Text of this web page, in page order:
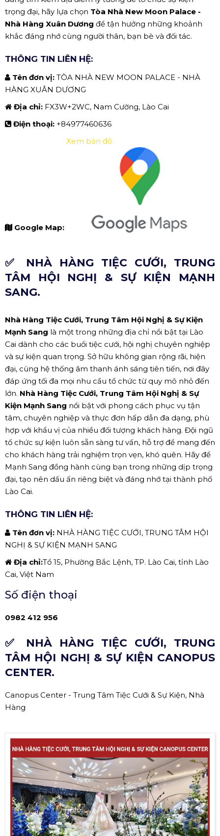
trọng đại, hãy lựa chọn Tòa Nhà New Moon Palace -
Nhà Hàng Xuân Dương để tận hưởng những khoảnh
khắc đáng nhớ cùng người thân, bạn bè và đối tác.
THÔNG TIN LIÊN HỆ:
Tên đơn vị: TÒA NHÀ NEW MOON PALACE - NHÀ
HÀNG XUÂN DƯƠNG
Địa chỉ: FX3W+2WC, Nam Cường, Lào Cai
Điện thoại: +84977460636
Google Map:
Xem bản đồ
✅ NHÀ HÀNG TIỆC CƯỚI, TRUNG
TÂM HỘI NGHỊ & SỰ KIỆN MẠNH
SANG.
Nhà Hàng Tiệc Cưới, Trung Tâm Hội Nghị & Sự Kiện
Mạnh Sang là một trong những địa chỉ nổi bật tại Lào
Cai dành cho các buổi tiệc cưới, hội nghị chuyên nghiệp
và sự kiện quan trọng. Sở hữu không gian rộng rãi, hiện
đại, cùng hệ thống âm thanh ánh sáng tiên tiến, nơi đây
đáp ứng tối đa mọi nhu cầu tổ chức từ quy mô nhỏ đến
lớn. Nhà Hàng Tiệc Cưới, Trung Tâm Hội Nghị & Sự
Kiện Mạnh Sang nổi bật với phong cách phục vụ tận
tâm, chuyên nghiệp và thực đơn hấp dẫn đa dạng, phù
hợp với khẩu vị của nhiều đối tượng khách hàng. Đội ngũ
tổ chức sự kiện luôn sẵn sàng tư vấn, hỗ trợ để mang đến
cho khách hàng trải nghiệm trọn vẹn, khó quên. Hãy để
Mạnh Sang đồng hành cùng bạn trong những dịp trọng
đại, tạo nên dấu ấn riêng biệt và đáng nhớ tại thành phố
Lào Cai.
THÔNG TIN LIÊN HỆ:
Tên đơn vị: NHÀ HÀNG TIỆC CƯỚI, TRUNG TÂM HỘI
NGHỊ & SỰ KIỆN MẠNH SANG
Địa chỉ:Tổ 15, Phường Bắc Lệnh, TP. Lào Cai, tỉnh Lào
Cai, Việt Nam
Số điện thoại
0982 412 956
✅ NHÀ HÀNG TIỆC CƯỚI, TRUNG
TÂM HỘI NGHỊ & SỰ KIỆN CANOPUS
CENTER.
Canopus Center - Trung Tâm Tiệc Cưới & Sự Kiện, Nhà
Hàng